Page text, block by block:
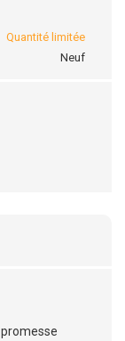
Quantité limitée
Neuf
promesse